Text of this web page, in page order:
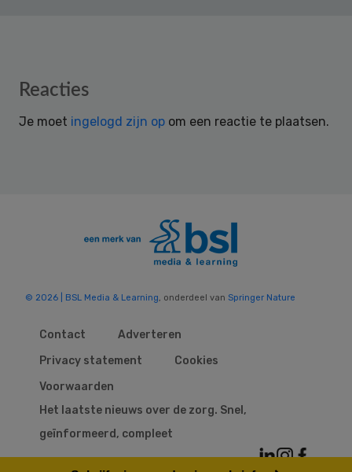
Reader
Reacties
Je moet ingelogd zijn op om een reactie te plaatsen.
© 2026 | BSL Media & Learning, onderdeel van Springer Nature
Contact
Adverteren
Privacy statement
Cookies
Voorwaarden
Het laatste nieuws over de zorg. Snel,
geïnformeerd, compleet